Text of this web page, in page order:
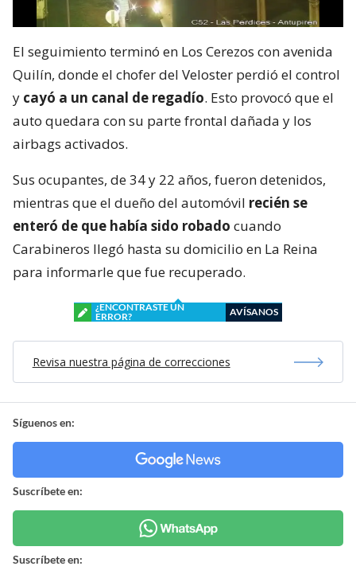
El seguimiento terminó en Los Cerezos con avenida
Quilín, donde el chofer del Veloster perdió el control
y cayó a un canal de regadío. Esto provocó que el
auto quedara con su parte frontal dañada y los
airbags activados.
Sus ocupantes, de 34 y 22 años, fueron detenidos,
mientras que el dueño del automóvil recién se
enteró de que había sido robado cuando
Carabineros llegó hasta su domicilio en La Reina
para informarle que fue recuperado.
¿ENCONTRASTE UN
ERROR?
AVÍSANOS
Revisa nuestra página de correcciones
Síguenos en:
Suscríbete en:
Suscríbete en: